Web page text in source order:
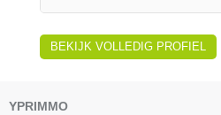
BEKIJK VOLLEDIG PROFIEL
YPRIMMO